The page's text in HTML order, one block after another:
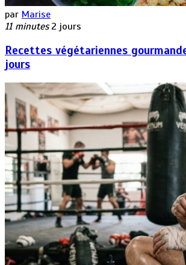
par Marise
11 minutes 2 jours
Recettes végétariennes
jours